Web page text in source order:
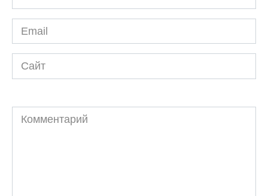
*
Email
*
Сайт
Комментарий